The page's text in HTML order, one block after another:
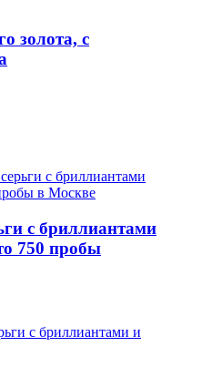
золота, с
с бриллиантами
750 пробы